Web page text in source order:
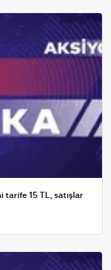
15 TL, satışlar